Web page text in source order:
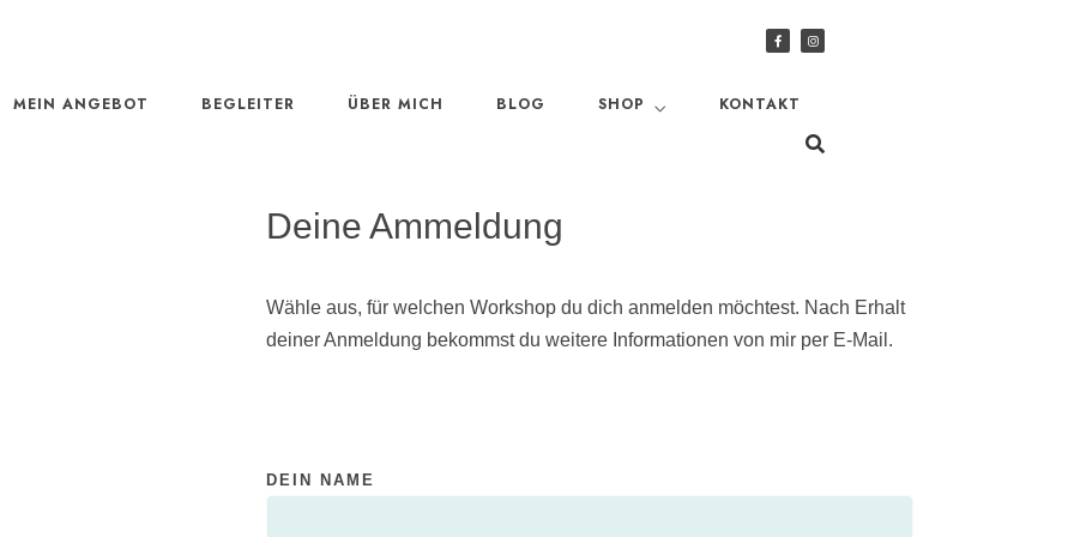
MEIN ANGEBOT BEGLEITER ÜBER MICH BLOG SHOP KONTAKT
Deine Ammeldung
Wähle aus, für welchen Workshop du dich anmelden möchtest. Nach Erhalt
deiner Anmeldung bekommst du weitere Informationen von mir per E-Mail.
IDEIN NAME